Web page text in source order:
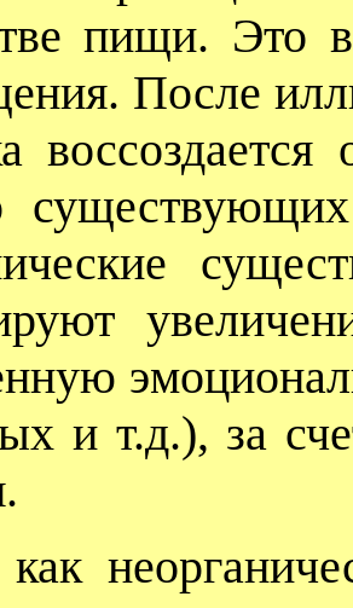
пищи. Это
После
и т.д.), за